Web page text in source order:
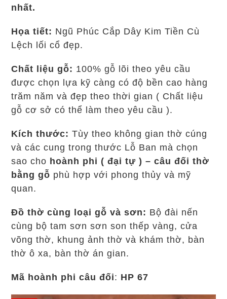
nhất.
Họa tiết: Ngũ Phúc Cắp Dây Kim Tiền Cù
Lệch lối cổ đẹp.
Chất liệu gỗ: 100% gỗ lõi theo yêu cầu
được chọn lựa kỹ càng có độ bền cao hàng
trăm năm và đẹp theo thời gian ( Chất liệu
gỗ cơ sở có thể làm theo yêu cầu ).
Kích thước:Tùy theo không gian thờ cúng
và các cung trong thước Lỗ Ban mà chọn
sao cho hoành phi ( đại tự ) – câu đối thờ
bằng gỗ phù hợp với phong thủy và mỹ
quan.
Đồ thờ cùng loại gỗ và sơn: Bộ đài nến
cùng bộ tam sơn sơn son thếp vàng, cửa
võng thờ, khung ảnh thờ và khám thờ, bàn
thờ ô xa, bàn thờ án gian.
Mã hoành phi câu đối: HP 67